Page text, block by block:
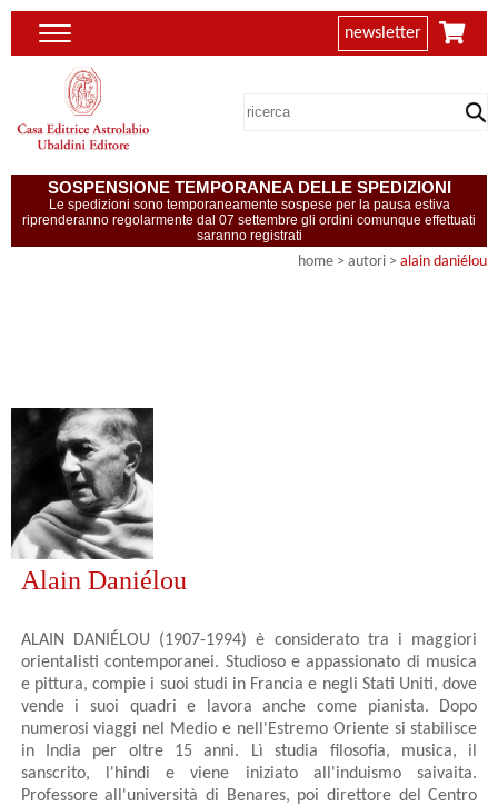
newsletter
SOSPENSIONE TEMPORANEA DELLE SPEDIZIONI
Le spedizioni sono temporaneamente sospese per la pausa estiva
riprenderanno regolarmente dal 07 settembre gli ordini comunque effettuati
saranno registrati
home > autori > alain daniélou
Alain Daniélou
ALAIN DANIÉLOU (1907-1994) è considerato tra i maggiori
orientalisti contemporanei. Studioso e appassionato di musica
e pittura, compie i suoi studi in Francia e negli Stati Uniti, dove
vende i suoi quadri e lavora anche come pianista. Dopo
numerosi viaggi nel Medio e nell'Estremo Oriente si stabilisce
in India per oltre 15 anni. Lì studia filosofia, musica, il
sanscrito, l'hindi e viene iniziato all'induismo saivaita.
Professore all'università di Benares, poi direttore del Centro